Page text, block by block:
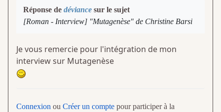
Réponse de déviance sur le sujet
[Roman - Interview] "Mutagenèse" de Christine Barsi
Je vous remercie pour l'intégration de mon
interview sur Mutagenèse
Connexion ou Créer un compte pour participer à la